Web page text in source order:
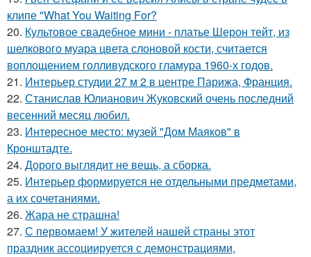
клипе "What You Waiting For?
20. Культовое свадебное мини - платье Шерон тейт, из
шелкового муара цвета слоновой кости, считается
воплощением голливудского гламура 1960-х годов.
21. Интерьер студии 27 м 2 в центре Парижа, Франция.
22. Станислав Юлианович Жуковский очень последний
весенний месяц любил.
23. Интересное место: музей "Дом Маяков" в
Кронштадте.
24. Дорого выглядит не вещь, а сборка.
25. Интерьер формируется не отдельными предметами,
а их сочетаниями.
26. Жара не страшна!
27. С первомаем! У жителей нашей страны этот
праздник ассоциируется с демонстрациями,